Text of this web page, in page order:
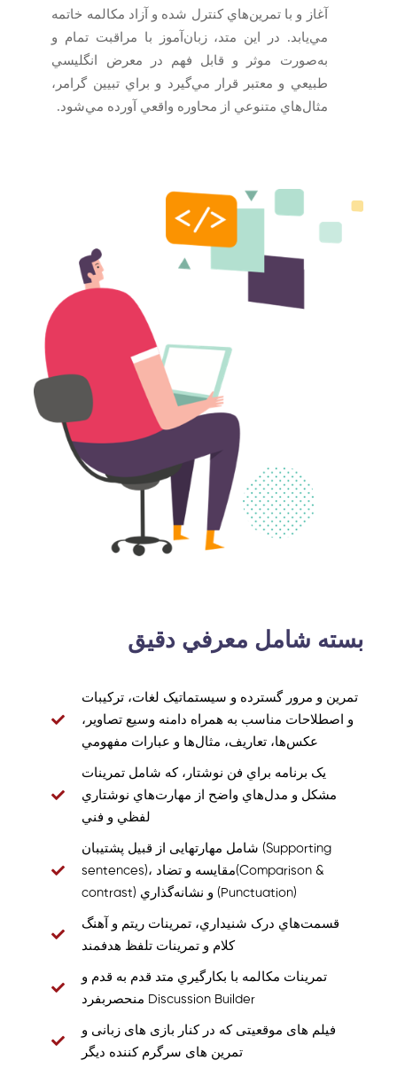
آغاز و با تمرين‌هاي کنترل شده و آزاد مکالمه خاتمه
مي‌يابد. در اين متد، زبان‌آموز با مراقبت تمام و
به‌صورت موثر و قابل فهم در معرض انگليسي
طبيعي و معتبر قرار مي‌گيرد و براي تبيين گرامر،
مثال‌هاي متنوعي از محاوره واقعي آورده مي‌شود.
بسته شامل معرفي دقيق
تمرين و مرور گسترده و سيستماتيک لغات، ترکيبات
و اصطلاحات مناسب به همراه دامنه وسيع تصاوير،
عکس‌ها، تعاريف، مثال‌ها و عبارات مفهومي
يک برنامه براي فن نوشتار، که شامل تمرينات
مشکل و مدل‌هاي واضح از مهارت‌هاي نوشتاري
لفظي و فني
شامل مهارتهایی از قبیل پشتيبان (Supporting
sentences)، مقايسه و تضاد(Comparison &
contrast) و نشانه‌گذاري (Punctuation)
قسمت‌هاي درک شنيداري، تمرينات ريتم و آهنگ
کلام و تمرينات تلفظ هدفمند
تمرينات مکالمه با بکارگيري متد قدم به قدم و
منحصر‌بفرد Discussion Builder
فیلم های موقعیتی كه در كنار بازی های زبانی و
تمرین های سرگرم کننده دیگر